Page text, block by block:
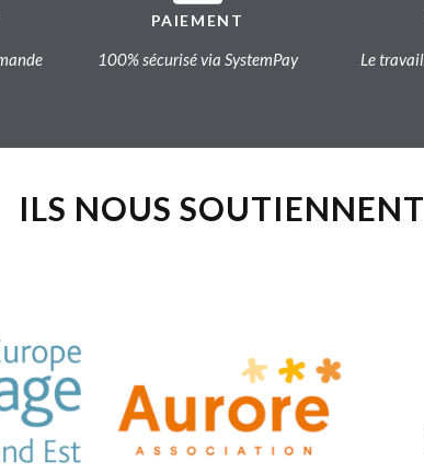
PAIEMENT
100% sécurisé via SystemPay Le
ILS NOUS SOUTIENNENT